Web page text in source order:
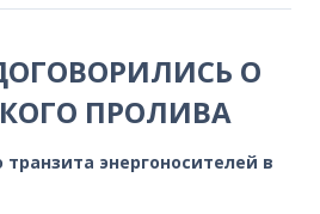
О
ПРОЛИВА
энергоносителей в